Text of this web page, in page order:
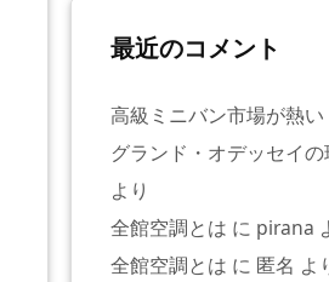
最近のコメント
高級ミニバン市場が熱
グランド・オデッセイ
より
全館空調とは に pirana
全館空調とは に 匿名 よ